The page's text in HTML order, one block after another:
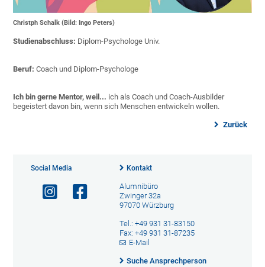
Christph Schalk (Bild: Ingo Peters)
Studienabschluss: Diplom-Psychologe Univ.
Beruf: Coach und Diplom-Psychologe
Ich bin gerne Mentor, weil... ich als Coach und Coach-Ausbilder
begeistert davon bin, wenn sich Menschen entwickeln wollen.
Zurück
Social Media Kontakt
Alumnibüro
Zwinger 32a
97070 Würzburg
Tel.: +49 931 31-83150
Fax: +49 931 31-87235
E-Mail
Suche Ansprechperson